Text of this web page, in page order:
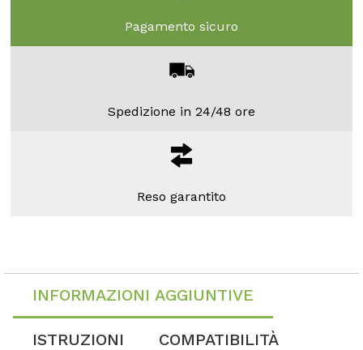
Pagamento sicuro
Spedizione in 24/48 ore
Reso garantito
INFORMAZIONI AGGIUNTIVE
ISTRUZIONI COMPATIBILITÀ